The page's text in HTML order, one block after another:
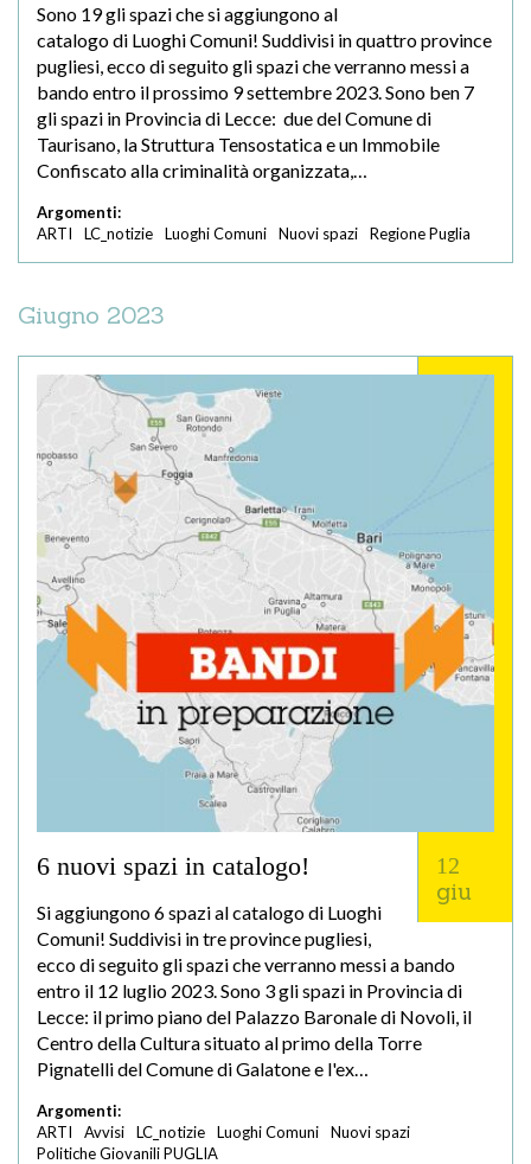
Sono 19 gli spazi che si aggiungono al
catalogo di Luoghi Comuni! Suddivisi in quattro province
pugliesi, ecco di seguito gli spazi che verranno messi a
bando entro il prossimo 9 settembre 2023. Sono ben 7
gli spazi in Provincia di Lecce: due del Comune di
Taurisano, la Struttura Tensostatica e un Immobile
Confiscato alla criminalità organizzata,…
Argomenti:
ARTI
LC_notizie Luoghi Comuni Nuovi spazi Regione Puglia
Giugno 2023
12
giu
6 nuovi spazi in catalogo!
Si aggiungono 6 spazi al catalogo di Luoghi
Comuni! Suddivisi in tre province pugliesi,
ecco di seguito gli spazi che verranno messi a bando
entro il 12 luglio 2023. Sono 3 gli spazi in Provincia di
Lecce: il primo piano del Palazzo Baronale di Novoli, il
Centro della Cultura situato al primo della Torre
Pignatelli del Comune di Galatone e l'ex…
Argomenti:
ARTI
Avvisi LC_notizie Luoghi Comuni
Nuovi spazi
Politiche Giovanili PUGLIA